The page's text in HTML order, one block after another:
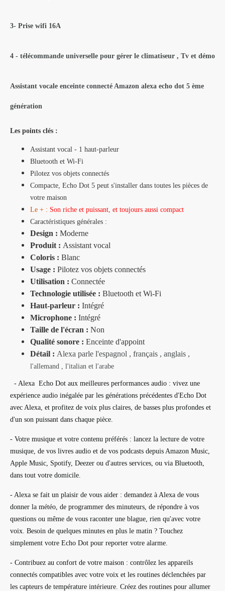
3- Prise wifi 16A
4 - télécommande universelle pour gérer le climatiseur , Tv et démo
Assistant vocale enceinte connecté Amazon alexa echo dot 5 ème
génération
Les points clés :
Assistant vocal - 1 haut-parleur
Bluetooth et Wi-Fi
Pilotez vos objets connectés
Compacte, Echo Dot 5 peut s'installer dans toutes les pièces de
votre maison
Le + : Son riche et puissant, et toujours aussi compact
Caractéristiques générales :
Design : Moderne
Produit : Assistant vocal
Coloris : Blanc
Usage : Pilotez vos objets connectés
Utilisation : Connectée
Technologie utilisée : Bluetooth et Wi-Fi
Haut-parleur : Intégré
Microphone : Intégré
Taille de l'écran : Non
Qualité sonore : Enceinte d'appoint
Détail : Alexa parle l'espagnol , français , anglais ,
l'allemand , l'italian et l'arabe
- Alexa Echo Dot aux meilleures performances audio : vivez une
expérience audio inégalée par les générations précédentes d'Echo Dot
avec Alexa, et profitez de voix plus claires, de basses plus profondes et
d'un son puissant dans chaque pièce.
- Votre musique et votre contenu préférés : lancez la lecture de votre
musique, de vos livres audio et de vos podcasts depuis Amazon Music,
Apple Music, Spotify, Deezer ou d'autres services, ou via Bluetooth,
dans tout votre domicile.
- Alexa se fait un plaisir de vous aider : demandez à Alexa de vous
donner la météo, de programmer des minuteurs, de répondre à vos
questions ou même de vous raconter une blague, rien qu'avec votre
voix. Besoin de quelques minutes en plus le matin ? Touchez
simplement votre Echo Dot pour reporter votre alarme.
- Contribuez au confort de votre maison : contrôlez les appareils
connectés compatibles avec votre voix et les routines déclenchées par
les capteurs de température intérieure. Créez des routines pour allumer